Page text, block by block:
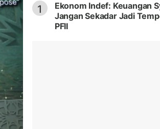
1
Ekonom Indef: Keuangan
Jangan Sekadar Jadi
PFII